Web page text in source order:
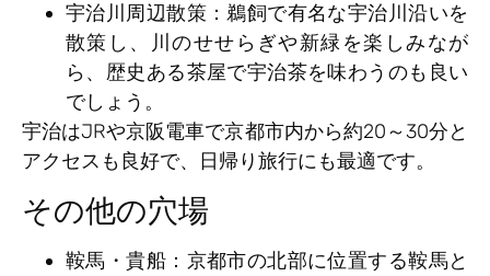
宇治川周辺散策：鵜飼で有名な宇治川沿いを
散策し、川のせせらぎや新緑を楽しみなが
ら、歴史ある茶屋で宇治茶を味わうのも良い
でしょう。
宇治はJRや京阪電車で京都市内から約20～30分と
アクセスも良好で、日帰り旅行にも最適です。
その他の穴場
鞍馬・貴船 ：京都市の北部に位置する鞍馬と